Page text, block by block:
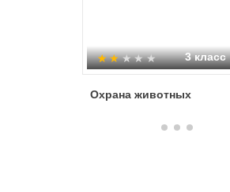
3 класс
Охрана животных